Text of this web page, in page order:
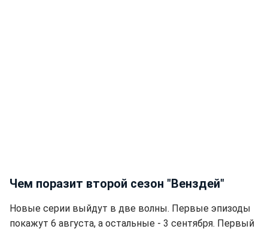
Чем поразит второй сезон "Венздей"
Новые серии выйдут в две волны. Первые эпизоды
покажут 6 августа, а остальные - 3 сентября. Первый